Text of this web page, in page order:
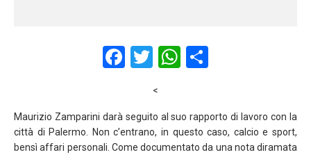
F
b
o
T
tt
er
W
s
A
e
<
Maurizio Zamparini darà seguito al suo rapporto di lavoro con la
città di Palermo. Non c’entrano, in questo caso, calcio e sport,
bensì affari personali. Come documentato da una nota diramata